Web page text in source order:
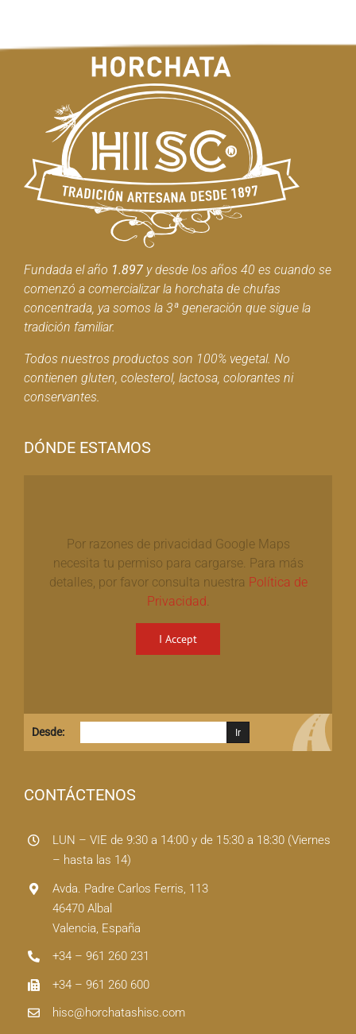
Fundada el año 1.897y desde los años 40 es cuando se
comenzó a comercializar la horchata de chufas
concentrada, ya somos la 3ª generación que sigue la
tradición familiar.
Todos nuestros productos son 100% vegetal. No
contienen gluten, colesterol, lactosa, colorantes ni
conservantes.
DÓNDE ESTAMOS
Por razones de privacidad Google Maps
necesita tu permiso para cargarse. Para más
detalles, por favor consulta nuestra Política de
Privacidad
I Accept
Desde:
CONTÁCTENOS
LUN – VIE de 9:30 a 14:00 y de 15:30 a 18:30 (Viernes
– hasta las 14)
Avda. Padre Carlos Ferris, 113
46470 Albal
Valencia, España
+34 – 961 260 231
+34 – 961 260 600
hisc@horchatashisc.com